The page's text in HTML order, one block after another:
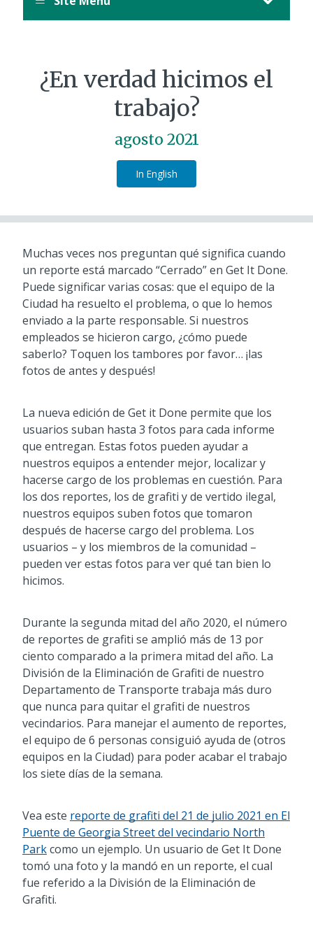
¿En verdad hicimos el
trabajo?
agosto 2021
In English
Muchas veces nos preguntan qué significa cuando
un reporte está marcado “Cerrado” en Get It Done.
Puede significar varias cosas: que el equipo de la
Ciudad ha resuelto el problema, o que lo hemos
enviado a la parte responsable. Si nuestros
empleados se hicieron cargo, ¿cómo puede
saberlo? Toquen los tambores por favor… ¡las
fotos de antes y después!
La nueva edición de Get it Done permite que los
usuarios suban hasta 3 fotos para cada informe
que entregan. Estas fotos pueden ayudar a
nuestros equipos a entender mejor, localizar y
hacerse cargo de los problemas en cuestión. Para
los dos reportes, los de grafiti y de vertido ilegal,
nuestros equipos suben fotos que tomaron
después de hacerse cargo del problema. Los
usuarios – y los miembros de la comunidad –
pueden ver estas fotos para ver qué tan bien lo
hicimos.
Durante la segunda mitad del año 2020, el número
de reportes de grafiti se amplió más de 13 por
ciento comparado a la primera mitad del año. La
División de la Eliminación de Grafiti de nuestro
Departamento de Transporte trabaja más duro
que nunca para quitar el grafiti de nuestros
vecindarios. Para manejar el aumento de reportes,
el equipo de 6 personas consiguió ayuda de (otros
equipos en la Ciudad) para poder acabar el trabajo
los siete días de la semana.
Vea este reporte de grafiti del 21 de julio 2021 en El
Puente de Georgia Street del vecindario North
Parkcomo un ejemplo. Un usuario de Get It Done
tomó una foto y la mandó en un reporte, el cual
fue referido a la División de la Eliminación de
Grafiti.